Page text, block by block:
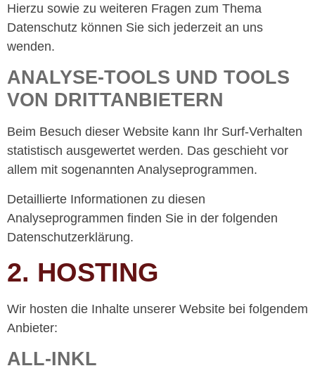
Hierzu sowie zu weiteren Fragen zum Thema
Datenschutz können Sie sich jederzeit an uns
wenden.
ANALYSE-TOOLS UND TOOLS
VON DRITT­ANBIETERN
Beim Besuch dieser Website kann Ihr Surf-Verhalten
statistisch ausgewertet werden. Das geschieht vor
allem mit sogenannten Analyseprogrammen.
Detaillierte Informationen zu diesen
Analyseprogrammen finden Sie in der folgenden
Datenschutzerklärung.
2. HOSTING
Wir hosten die Inhalte unserer Website bei folgendem
Anbieter:
ALL-INKL